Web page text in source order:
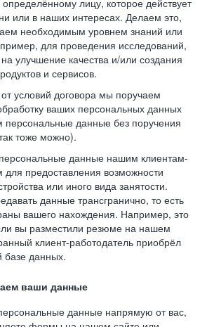
лицу, которое действует
или в наших интересах. Делаем это,
необходимым уровнем знаний или
для проведения исследований,
улучшение качества и/или создания
и сервисов.
условий договора мы поручаем
ваших персональных данных
персональные данные без поручения
тоже можно).
данные нашим клиентам-
для предоставления возможности
или иного вида занятости.
данные трансгранично, то есть
вашего нахождения. Например, это
вы разместили резюме на нашем
клиент-работодатель приобрёл
базе данных.
ваши данные
данные напрямую от вас,